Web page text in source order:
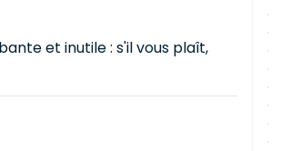
et inutile : s'il vous plaît,